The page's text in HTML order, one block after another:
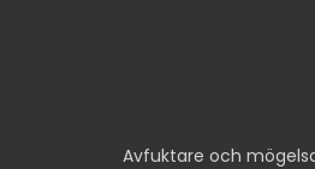
Avfuktare och